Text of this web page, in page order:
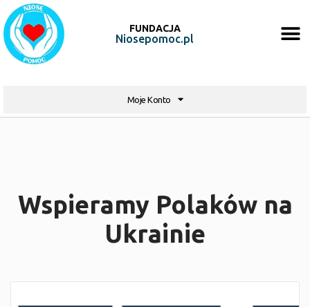
FUNDACJA
Niosepomoc.pl
Moje Konto
Wspieramy Polaków na
Ukrainie